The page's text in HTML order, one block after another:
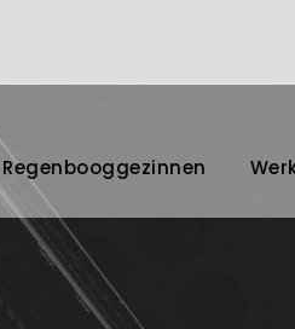
Regenbooggezinnen